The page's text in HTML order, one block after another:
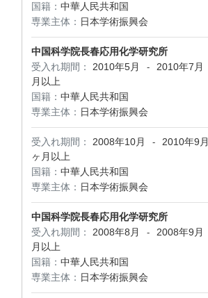
国籍： 中華人民共和国
専業主体： 日本学術振興会
中国科学院長春応用化学研究所
受入れ期間：
2010年5月 - 2010年7月
月以上
国籍： 中華人民共和国
専業主体： 日本学術振興会
受入れ期間： 2008年10月 - 2010年9月
ヶ月以上
国籍： 中華人民共和国
専業主体： 日本学術振興会
中国科学院長春応用化学研究所
受入れ期間：
2008年8月 - 2008年9月
月以上
国籍： 中華人民共和国
専業主体： 日本学術振興会